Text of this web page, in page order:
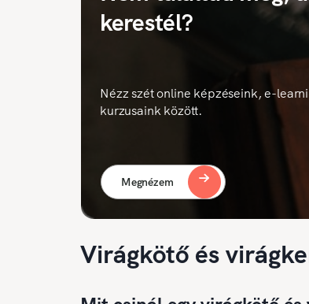
kerestél?
Nézz szét online képzéseink, e-
kurzusaink között.
Megnézem
Virágkötő és